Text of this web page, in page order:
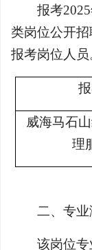
报考
类岗位公开
报考岗位人员
威海马石
理
二、专
该岗位